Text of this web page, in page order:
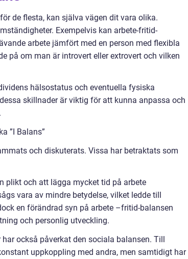
de flesta, kan själva vägen dit vara olika.
Exempelvis kan arbete-fritid-
arbete jämfört med en person med flexibla
på om man är introvert eller extrovert och vilken
hälsostatus och eventuella fysiska
skillnader är viktig för att kunna anpassa och
”I Balans”
och diskuterats. Vissa har betraktats som
plikt och att lägga mycket tid på arbete
vara av mindre betydelse, vilket ledde till
en förändrad syn på arbete –fritid-balansen
och personlig utveckling.
också påverkat den sociala balansen. Till
uppkoppling med andra, men samtidigt har